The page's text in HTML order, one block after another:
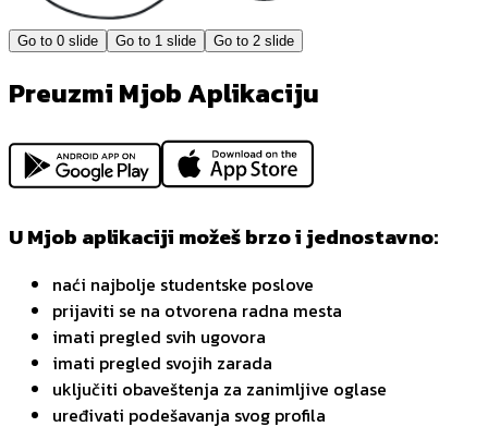
Go to 0 slide Go to 1 slide Go to 2 slide
Preuzmi Mjob Aplikaciju
U Mjob aplikaciji možeš brzo i jednostavno:
naći najbolje studentske poslove
prijaviti se na otvorena radna mesta
imati pregled svih ugovora
imati pregled svojih zarada
uključiti obaveštenja za zanimljive oglase
uređivati podešavanja svog profila